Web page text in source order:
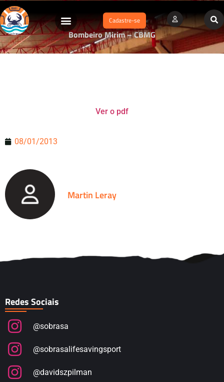
Cadastre-se
Bombeiro Mirim – CBMG
Ver o pdf
08/01/2013
Martin Leray
Redes Sociais
@sobrasa
@sobrasalifesavingsport
@davidszpilman